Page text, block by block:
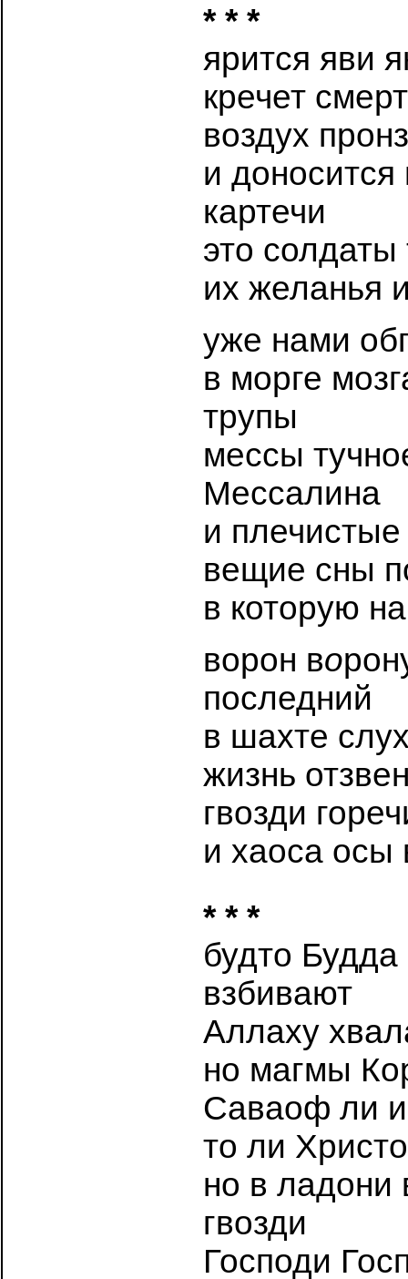
* * *
ярится яви
кречет
воздух
и доносится
картечи
это
их желанья
уже нами
в морге
трупы
мессы
Мессалина
и
вещие сны
в которую
ворон во
последний
в шахте
жизнь
гвозди
и хаоса осы
* * *
будто
взбивают
Аллаху
но магмы
Саваоф ли
то ли
но в ладони
гвозди
Господи